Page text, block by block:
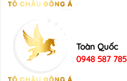
Toàn Quốc
0948 587 785